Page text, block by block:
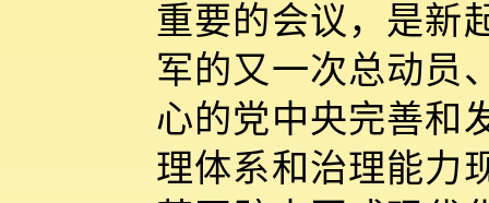
重要的会议，是新
军的又一次总动员
心的党中央完善和
理体系和治理能力